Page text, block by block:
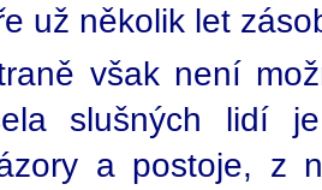
už několik let
však není
slušných lidí
a postoje, z